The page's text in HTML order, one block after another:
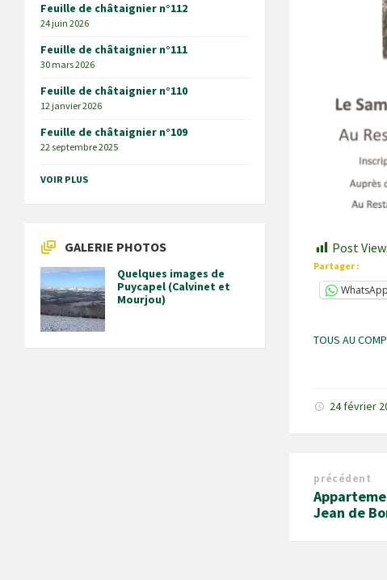
Post
Partager :
WhatsApp
TOUS AU
24 février
précédent
Jean de
Feuille de châtaignier n°112
24 juin 2026
Feuille de châtaignier n°111
30 mars 2026
Feuille de châtaignier n°110
12 janvier 2026
Feuille de châtaignier n°109
22 septembre 2025
VOIR PLUS
GALERIE PHOTOS
Quelques images de
Puycapel (Calvinet et
Mourjou)